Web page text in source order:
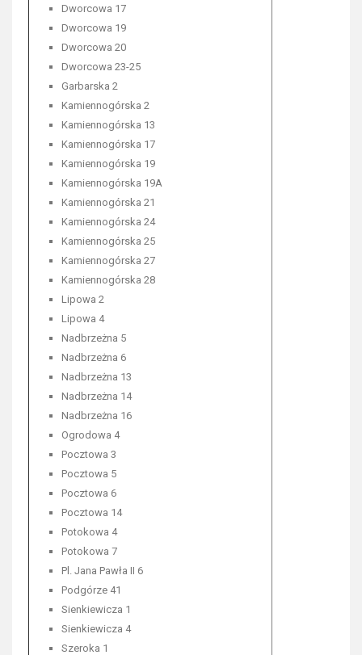
Dworcowa 17
Dworcowa 19
Dworcowa 20
Dworcowa 23-25
Garbarska 2
Kamiennogórska 2
Kamiennogórska 13
Kamiennogórska 17
Kamiennogórska 19
Kamiennogórska 19A
Kamiennogórska 21
Kamiennogórska 24
Kamiennogórska 25
Kamiennogórska 27
Kamiennogórska 28
Lipowa 2
Lipowa 4
Nadbrzeżna 5
Nadbrzeżna 6
Nadbrzeżna 13
Nadbrzeżna 14
Nadbrzeżna 16
Ogrodowa 4
Pocztowa 3
Pocztowa 5
Pocztowa 6
Pocztowa 14
Potokowa 4
Potokowa 7
Pl. Jana Pawła II 6
Podgórze 41
Sienkiewicza 1
Sienkiewicza 4
Szeroka 1